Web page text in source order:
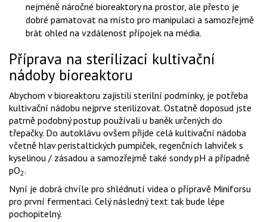
nejméně náročné bioreaktory na prostor, ale přesto je
dobré pamatovat na místo pro manipulaci a samozřejmě
brát ohled na vzdálenost přípojek na média.
Příprava na sterilizaci kultivační
nádoby bioreaktoru
Abychom v bioreaktoru zajistili sterilní podmínky, je potřeba
kultivační nádobu nejprve sterilizovat. Ostatně doposud jste
patrně podobný postup používali u baněk určených do
třepačky. Do autoklávu ovšem přijde celá kultivační nádoba
včetně hlav peristaltických pumpiček, regenčních lahviček s
kyselinou / zásadou a samozřejmě také sondy pH a případně
pO2.
Nyní je dobrá chvíle pro shlédnutí videa o přípravě Miniforsu
pro první fermentaci. Celý následný text tak bude lépe
pochopitelný.